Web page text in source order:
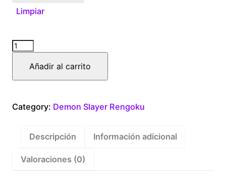
Limpiar
Deamon
KiojuruAñadir al carrito
Category: Demon Slayer Rengoku
Descripción Información adicional
Valoraciones (0)